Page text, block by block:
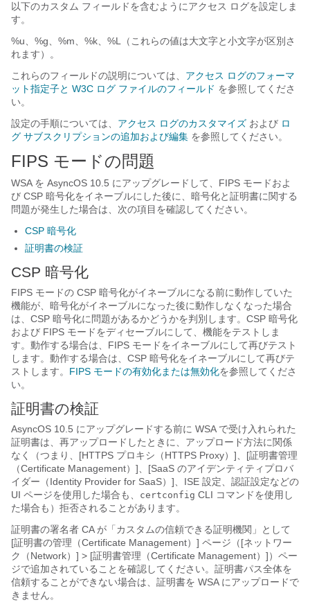
以下のカスタム フィールドを含むようにアクセス ログを設定しま
す。
%u、%g、%m、%k、%L（これらの値は大文字と小文字が区別さ
れます）。
これらのフィールドの説明については、 アクセス ログのフォーマ
ット指定子と W3C ログ ファイルのフィールド を参照してくださ
い。
設定の手順については、 アクセス ログのカスタマイズ および ロ
グ サブスクリプションの追加および編集 を参照してください。
FIPS モードの問題
WSA を AsyncOS 10.5 にアップグレードして、FIPS モードおよ
び CSP 暗号化をイネーブルにした後に、暗号化と証明書に関する
問題が発生した場合は、次の項目を確認してください。
CSP 暗号化
証明書の検証
CSP 暗号化
FIPS モードの CSP 暗号化がイネーブルになる前に動作していた
機能が、暗号化がイネーブルになった後に動作しなくなった場合
は、CSP 暗号化に問題があるかどうかを判別します。CSP 暗号化
および FIPS モードをディセーブルにして、機能をテストしま
す。動作する場合は、FIPS モードをイネーブルにして再びテスト
します。動作する場合は、CSP 暗号化をイネーブルにして再びテ
ストします。 FIPS モードの有効化または無効化を参照してくださ
い。
証明書の検証
AsyncOS 10.5 にアップグレードする前に WSA で受け入れられた
証明書は、再アップロードしたときに、アップロード方法に関係
なく（つまり、[HTTPS プロキシ（HTTPS Proxy）]、[証明書管理
（Certificate Management）]、[SaaS のアイデンティティプロバ
イダー（Identity Provider for SaaS）]、ISE 設定、認証設定などの
UI ページを使用した場合も、 certconfig CLI コマンドを使用し
た場合も）拒否されることがあります。
証明書の署名者 CA が「カスタムの信頼できる証明機関」として
[証明書の管理（Certificate Management）] ページ（[ネットワー
ク（Network）] > [証明書管理（Certificate Management）]）ペー
ジで追加されていることを確認してください。証明書パス全体を
信頼することができない場合は、証明書を WSA にアップロードで
きません。